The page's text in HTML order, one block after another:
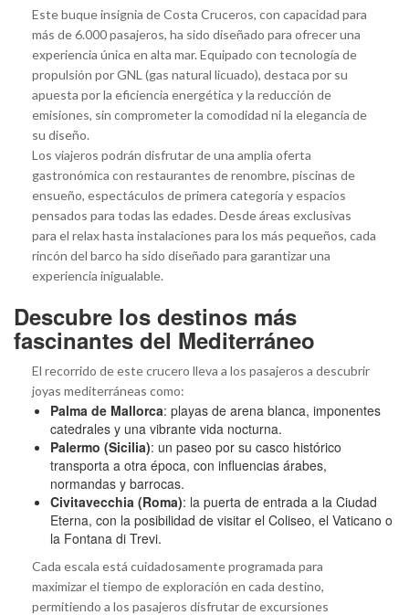
Este buque insignia de Costa Cruceros, con capacidad para
más de 6.000 pasajeros, ha sido diseñado para ofrecer una
experiencia única en alta mar. Equipado con tecnología de
propulsión por GNL (gas natural licuado), destaca por su
apuesta por la eficiencia energética y la reducción de
emisiones, sin comprometer la comodidad ni la elegancia de
su diseño.
Los viajeros podrán disfrutar de una amplia oferta
gastronómica con restaurantes de renombre, piscinas de
ensueño, espectáculos de primera categoría y espacios
pensados para todas las edades. Desde áreas exclusivas
para el relax hasta instalaciones para los más pequeños, cada
rincón del barco ha sido diseñado para garantizar una
experiencia inigualable.
Descubre los destinos más
fascinantes del Mediterráneo
El recorrido de este crucero lleva a los pasajeros a descubrir
joyas mediterráneas como:
Palma de Mallorca: playas de arena blanca, imponentes
catedrales y una vibrante vida nocturna.
Palermo (Sicilia): un paseo por su casco histórico
transporta a otra época, con influencias árabes,
normandas y barrocas.
Civitavecchia (Roma): la puerta de entrada a la Ciudad
Eterna, con la posibilidad de visitar el Coliseo, el Vaticano o
la Fontana di Trevi.
Cada escala está cuidadosamente programada para
maximizar el tiempo de exploración en cada destino,
permitiendo a los pasajeros disfrutar de excursiones